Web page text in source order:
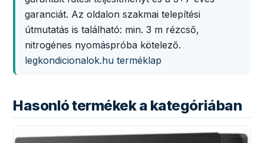
garanciát. Az oldalon szakmai telepítési
útmutatás is található: min. 3 m rézcső,
nitrogénes nyomáspróba kötelező.
legkondicionalok.hu terméklap
Hasonló termékek a kategóriában